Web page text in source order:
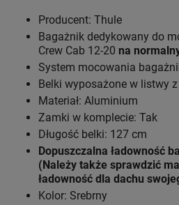
Producent: Thule
Bagażnik dedykowany do
Crew Cab 12-20 na
System mocowania
Belki wyposażone w listwy
Materiał: Aluminium
Zamki w komplecie: Tak
Długość belki: 127 cm
Dopuszczalna ładowność
(Należy także sprawdzić
ładowność dla dachu
Kolor: Srebrny